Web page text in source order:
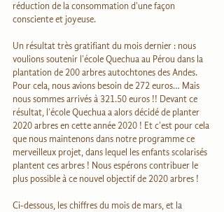
réduction de la consommation d'une façon
consciente et joyeuse.
Un résultat très gratifiant du mois dernier : nous
voulions soutenir l'école Quechua au Pérou dans la
plantation de 200 arbres autochtones des Andes.
Pour cela, nous avions besoin de 272 euros… Mais
nous sommes arrivés à 321.50 euros !! Devant ce
résultat, l'école Quechua a alors décidé de planter
2020 arbres en cette année 2020 ! Et c'est pour cela
que nous maintenons dans notre programme ce
merveilleux projet, dans lequel les enfants scolarisés
plantent ces arbres ! Nous espérons contribuer le
plus possible à ce nouvel objectif de 2020 arbres !
Ci-dessous, les chiffres du mois de mars, et la